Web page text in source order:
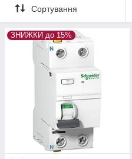
струм);
– номінальний струм.
Сортування
ЗНИЖКИ до 15%